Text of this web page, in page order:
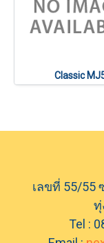
Classic
เลขที่ 55/55
ทุ่
Tel :